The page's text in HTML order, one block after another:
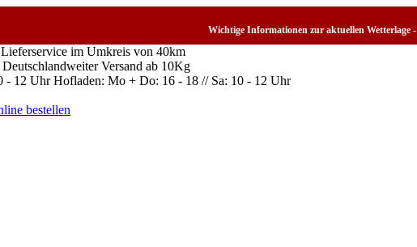
Wichtige Informationen zur aktuellen Wetterlage -
Lieferservice im Umkreis von 40km
Deutschlandweiter Versand ab 10Kg
Hofladen: Mo + Do: 16 - 18 // Sa: 10 - 12 Uhr